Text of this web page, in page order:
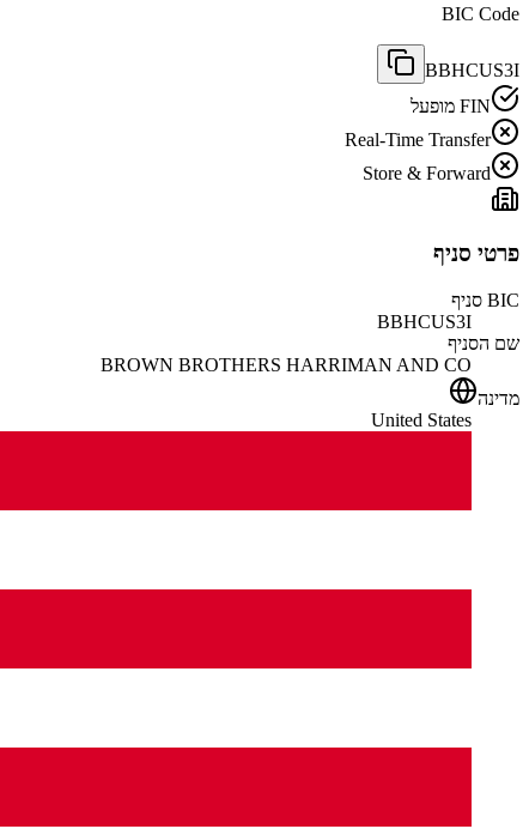
BIC Code
BBHCUS3I
FIN מופעל
Real-Time Transfer
Store & Forward
פרטי סניף
BIC סניף
BBHCUS3I
שם הסניף
BROWN BROTHERS HARRIMAN AND CO
מדינה
United States